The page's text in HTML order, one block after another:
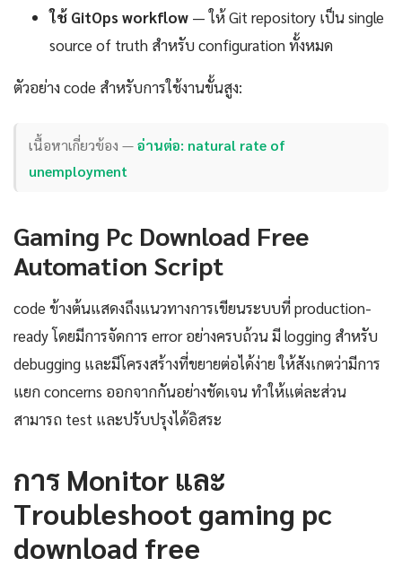
ใช้ GitOps workflow — ให้ Git repository เป็น single
source of truth สำหรับ configuration ทั้งหมด
ตัวอย่าง code สำหรับการใช้งานขั้นสูง:
เนื้อหาเกี่ยวข้อง —อ่านต่อ: natural rate of
unemployment
Gaming Pc Download Free
Automation Script
code ข้างต้นแสดงถึงแนวทางการเขียนระบบที่ production-
ready โดยมีการจัดการ error อย่างครบถ้วน มี logging สำหรับ
debugging และมีโครงสร้างที่ขยายต่อได้ง่าย ให้สังเกตว่ามีการ
แยก concerns ออกจากกันอย่างชัดเจน ทำให้แต่ละส่วน
สามารถ test และปรับปรุงได้อิสระ
การ Monitor และ
Troubleshoot gaming pc
download free